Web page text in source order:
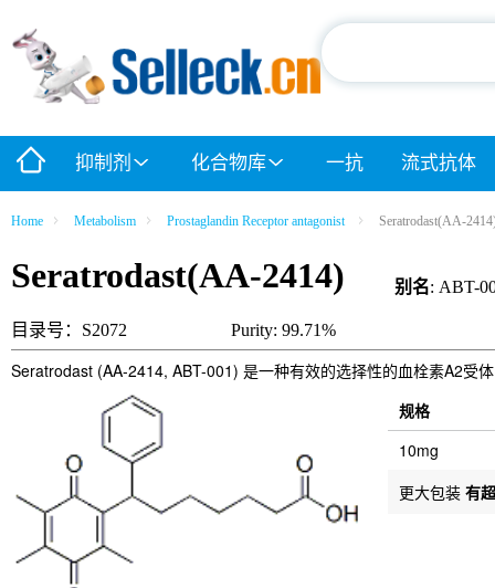
抑制剂 化合物库 一抗 流式抗体
Home Metabolism Prostaglandin Receptor antagonist Seratrodast(AA-
Seratrodast(AA-2414) 别名: ABT-
目录号：S2072 Purity: 99.71%
Seratrodast (AA-2414, ABT-001) 是一种有效的选择性的血栓素A2受
规格
10mg
更大包装 有